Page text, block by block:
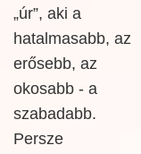
„úr”, aki a
hatalmasabb, az
erősebb, az
okosabb - a
szabadabb.
Persze